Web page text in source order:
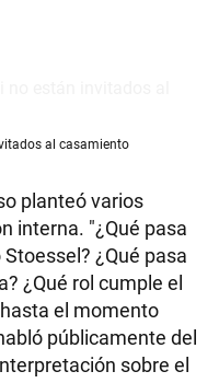
al casamiento
planteó varios
interna. "¿Qué pasa
¿Qué pasa
¿Qué rol cumple el
el momento
públicamente del
sobre el